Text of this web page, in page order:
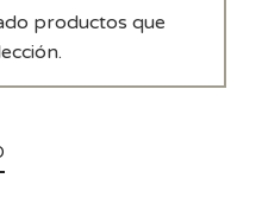
productos que